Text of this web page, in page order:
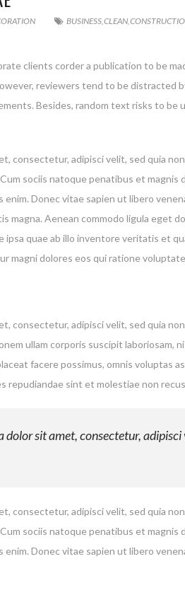
BUSINESS,CLEAN,
clients corder a publication to be
reviewers tend to be
Besides, random text risks to
consectetur, adipisci velit, sed quia
sociis natoque penatibus et
Donec vitae sapien ut libero
magna. Aenean commodo ligula
ipsa quae ab illo inventore veritatis et
magni dolores eos qui ratione
consectetur, adipisci velit, sed quia
ullam corporis suscipit laboriosam,
facere possimus, omnis
sint et molestiae non
sit amet, consectetur,
consectetur, adipisci velit, sed quia
sociis natoque penatibus et
Donec vitae sapien ut libero